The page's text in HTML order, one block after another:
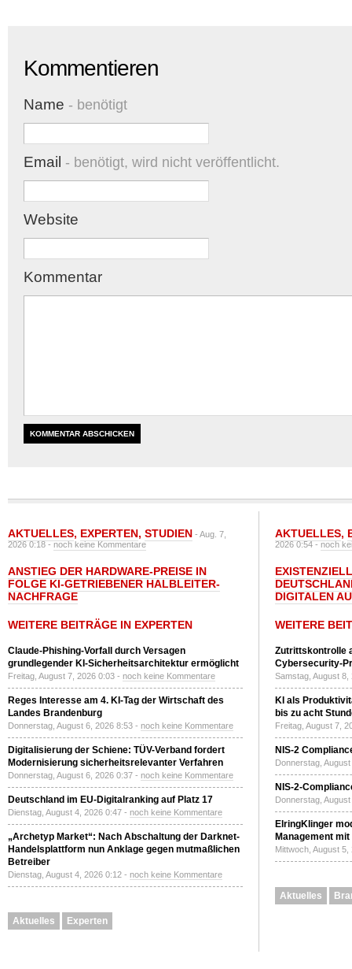
Kommentieren
Name - benötigt
Email - benötigt, wird nicht veröffentlicht.
Website
Kommentar
AKTUELLES, EXPERTEN, STUDIEN - Aug. 7,
2026 0:18 -noch keine Kommentare
ANSTIEG DER HARDWARE-PREISE IN
FOLGE KI-GETRIEBENER HALBLEITER-
NACHFRAGE
WEITERE BEITRÄGE IN EXPERTEN
Claude-Phishing-Vorfall durch Versagen
grundlegender KI-Sicherheitsarchitektur ermöglicht
Freitag, August 7, 2026 0:03 - noch keine Kommentare
Reges Interesse am 4. KI-Tag der Wirtschaft des
Landes Brandenburg
Donnerstag, August 6, 2026 8:53 - noch keine Kommentare
Digitalisierung der Schiene: TÜV-Verband fordert
Modernisierung sicherheitsrelevanter Verfahren
Donnerstag, August 6, 2026 0:37 - noch keine Kommentare
Deutschland im EU-Digitalranking auf Platz 17
Dienstag, August 4, 2026 0:47 - noch keine Kommentare
„Archetyp Market“: Nach Abschaltung der Darknet-
Handelsplattform nun Anklage gegen mutmaßlichen
Betreiber
Dienstag, August 4, 2026 0:12 - noch keine Kommentare
Aktuelles Experten
AKTUELLES,
2026 0:54 -noch
DIGITALEN
WEITERE
Zutrittskontrolle
Cybersecurity-
Samstag, August
KI als
bis zu acht
Freitag, August 7,
NIS-2
Donnerstag,
NIS-2-
Donnerstag,
ElringKlinger
Management
Mittwoch, August
Aktuelles